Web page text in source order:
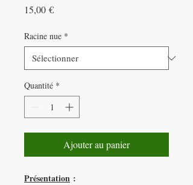
15,00 €Prix
Racine nue *
Quantité *
Ajouter au panier
Présentation :